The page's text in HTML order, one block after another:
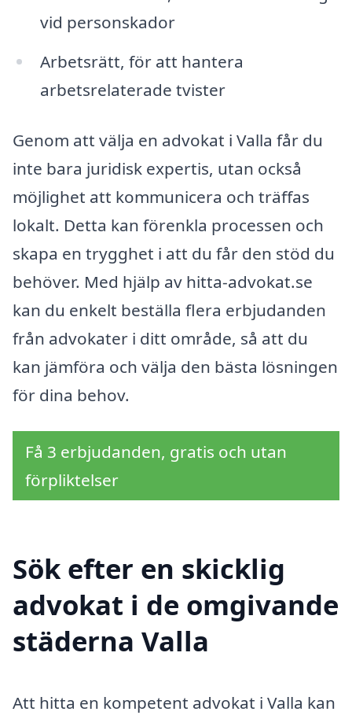
vid personskador
Arbetsrätt, för att hantera
arbetsrelaterade tvister
Genom att välja en advokat i Valla får du
inte bara juridisk expertis, utan också
möjlighet att kommunicera och träffas
lokalt. Detta kan förenkla processen och
skapa en trygghet i att du får den stöd du
behöver. Med hjälp av hitta-advokat.se
kan du enkelt beställa flera erbjudanden
från advokater i ditt område, så att du
kan jämföra och välja den bästa lösningen
för dina behov.
Få 3 erbjudanden, gratis och utan
förpliktelser
Sök efter en skicklig
advokat i de omgivande
städerna Valla
Att hitta en kompetent advokat i Valla kan